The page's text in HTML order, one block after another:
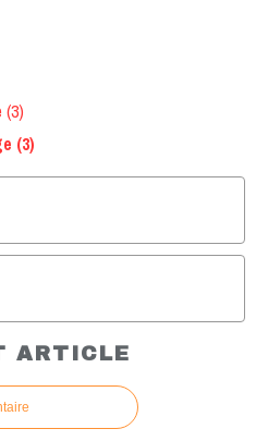
(3)
ARTICLE